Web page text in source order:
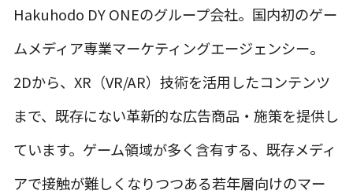
Hakuhodo DY ONEのグループ会社。国内初のゲー
ムメディア専業マーケティングエージェンシー。
2Dから、XR（VR/AR）技術を活用したコンテンツ
まで、既存にない革新的な広告商品・施策を提供し
ています。ゲーム領域が多く含有する、既存メディ
アで接触が難しくなりつつある若年層向けのマー